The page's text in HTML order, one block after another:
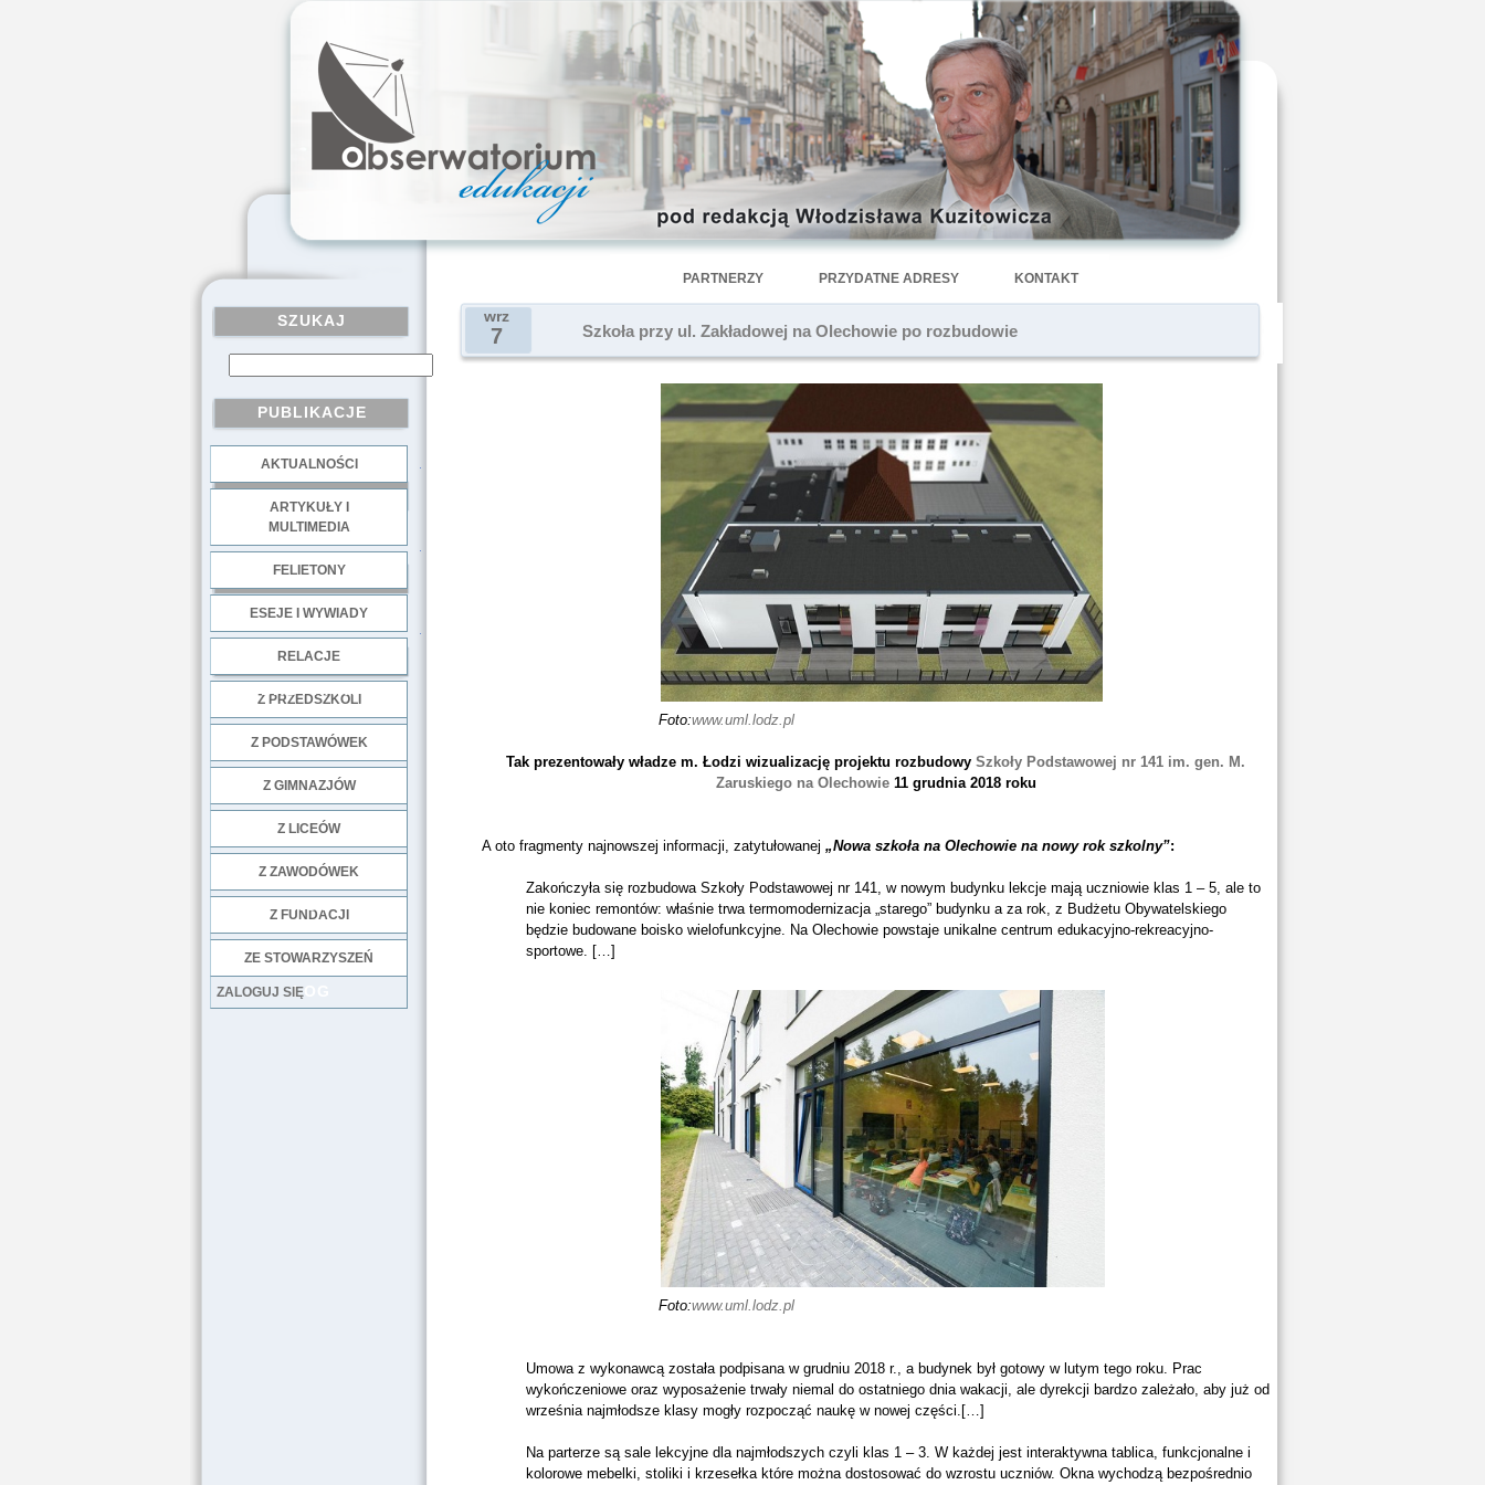
PARTNERZY PRZYDATNE ADRESY KONTAKT
SZUKAJ
PUBLIKACJE
AKTUALNOŚCI
ARTYKUŁY I
MULTIMEDIA
FELIETONY
ESEJE I WYWIADY
RELACJE
Z PRZEDSZKOLI
Z PODSTAWÓWEK
Z GIMNAZJÓW
Z LICEÓW
Z ZAWODÓWEK
Z FUNDACJI
ZE STOWARZYSZEŃ
LOG
ZALOGUJ SIĘ
wrz
7 Szkoła przy ul. Zakładowej na Olechowie po rozbudowie
Foto:www.uml.lodz.pl
Tak prezentowały władze m. Łodzi wizualizację projektu rozbudowySzkoły Podstawowej nr 141 im. gen. M.
Zaruskiego na Olechowie11 grudnia 2018 roku
A oto fragmenty najnowszej informacji, zatytułowanej „Nowa szkoła na Olechowie na nowy rok szkolny”:
Zakończyła się rozbudowa Szkoły Podstawowej nr 141, w nowym budynku lekcje mają uczniowie klas 1 – 5, ale to
nie koniec remontów: właśnie trwa termomodernizacja „starego” budynku a za rok, z Budżetu Obywatelskiego
będzie budowane boisko wielofunkcyjne. Na Olechowie powstaje unikalne centrum edukacyjno-rekreacyjno-
sportowe. […]
Foto:www.uml.lodz.pl
Umowa z wykonawcą została podpisana w grudniu 2018 r., a budynek był gotowy w lutym tego roku. Prac
wykończeniowe oraz wyposażenie trwały niemal do ostatniego dnia wakacji, ale dyrekcji bardzo zależało, aby już od
września najmłodsze klasy mogły rozpocząć naukę w nowej części.[…]
Na parterze są sale lekcyjne dla najmłodszych czyli klas 1 – 3. W każdej jest interaktywna tablica, funkcjonalne i
kolorowe mebelki, stoliki i krzesełka które można dostosować do wzrostu uczniów. Okna wychodzą bezpośrednio